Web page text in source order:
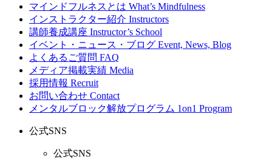
マインドフルネスとは What’s Mindfulness
インストラクター紹介 Instructors
講師養成講座 Instructor’s School
イベント・ニュース・ブログ Event, News, Blog
よくあるご質問 FAQ
メディア掲載実績 Media
採用情報 Recruit
お問い合わせ Contact
メンタルブロック解放プログラム 1on1 Program
公式SNS
公式SNS